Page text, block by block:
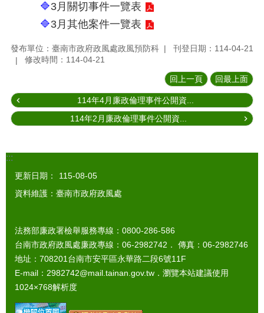
🔷3月關切事件一覽表
🔷3月其他案件一覽表
發布單位：臺南市政府政風處政風預防科
刊登日期：114-04-21
修改時間：114-04-21
回上一頁 回最上面
114年4月廉政倫理事件公開資...
114年2月廉政倫理事件公開資...
:::
更新日期：
115-08-05
資料維護：臺南市政府政風處
法務部廉政署檢舉服務專線：0800-286-586
台南市政府政風處廉政專線：06-2982742． 傳真：06-2982746
地址：708201台南市安平區永華路二段6號11F
E-mail：2982742@mail.tainan.gov.tw．瀏覽本站建議使用
1024×768解析度